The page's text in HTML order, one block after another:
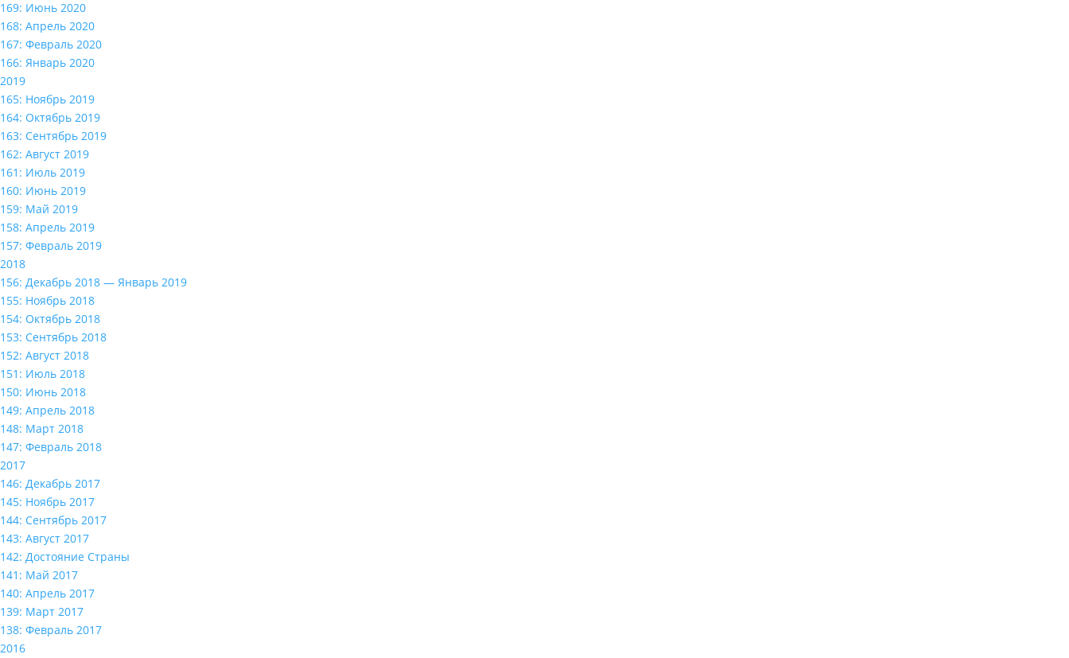
169: Июнь 2020
168: Апрель 2020
167: Февраль 2020
166: Январь 2020
2019
165: Ноябрь 2019
164: Октябрь 2019
163: Сентябрь 2019
162: Август 2019
161: Июль 2019
160: Июнь 2019
159: Май 2019
158: Апрель 2019
157: Февраль 2019
2018
156: Декабрь 2018 — Январь 2019
155: Ноябрь 2018
154: Октябрь 2018
153: Сентябрь 2018
152: Август 2018
151: Июль 2018
150: Июнь 2018
149: Апрель 2018
148: Март 2018
147: Февраль 2018
2017
146: Декабрь 2017
145: Ноябрь 2017
144: Сентябрь 2017
143: Август 2017
142: Достояние Страны
141: Май 2017
140: Апрель 2017
139: Март 2017
138: Февраль 2017
2016